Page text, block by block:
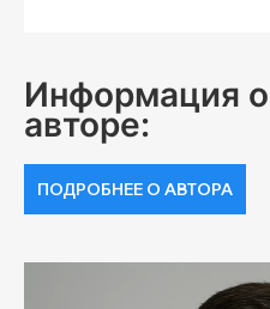
Информация
авторе:
ПОДРОБНЕЕ О АВТОРА